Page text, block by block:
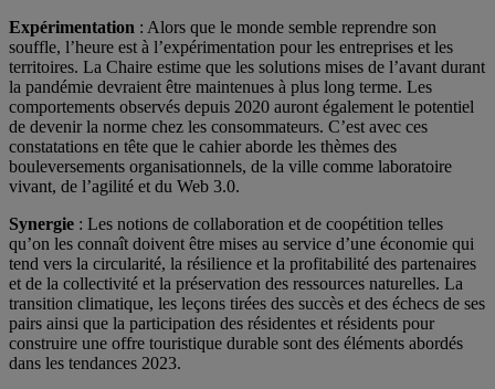
Expérimentation : Alors que le monde semble reprendre son
souffle, l’heure est à l’expérimentation pour les entreprises et les
territoires. La Chaire estime que les solutions mises de l’avant durant
la pandémie devraient être maintenues à plus long terme. Les
comportements observés depuis 2020 auront également le potentiel
de devenir la norme chez les consommateurs. C’est avec ces
constatations en tête que le cahier aborde les thèmes des
bouleversements organisationnels, de la ville comme laboratoire
vivant, de l’agilité et du Web 3.0.
Synergie : Les notions de collaboration et de coopétition telles
qu’on les connaît doivent être mises au service d’une économie qui
tend vers la circularité, la résilience et la profitabilité des partenaires
et de la collectivité et la préservation des ressources naturelles. La
transition climatique, les leçons tirées des succès et des échecs de ses
pairs ainsi que la participation des résidentes et résidents pour
construire une offre touristique durable sont des éléments abordés
dans les tendances 2023.